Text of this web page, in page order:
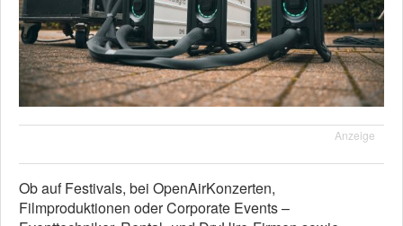
Anzeige
Ob auf Festivals, bei OpenAirKonzerten,
Filmproduktionen oder Corporate Events –